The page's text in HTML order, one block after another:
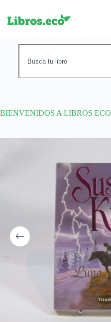
BIENVENIDOS A LIBROS ECO